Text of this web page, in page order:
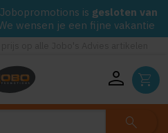
is gesloten van
wensen je een fijne vakantie
person shopping_cart
search